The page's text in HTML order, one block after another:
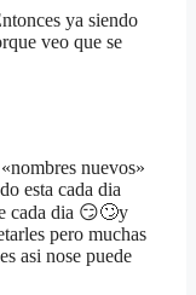
ya siendo
veo que se
nuevos»
esta cada dia
cada dia 😏🙄y
pero muchas
asi nose puede